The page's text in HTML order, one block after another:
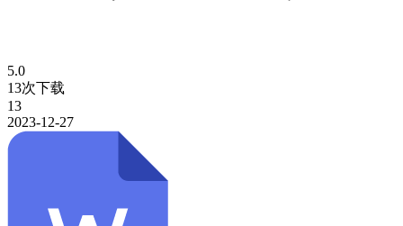
5.0
13次下载
13
2023-12-27